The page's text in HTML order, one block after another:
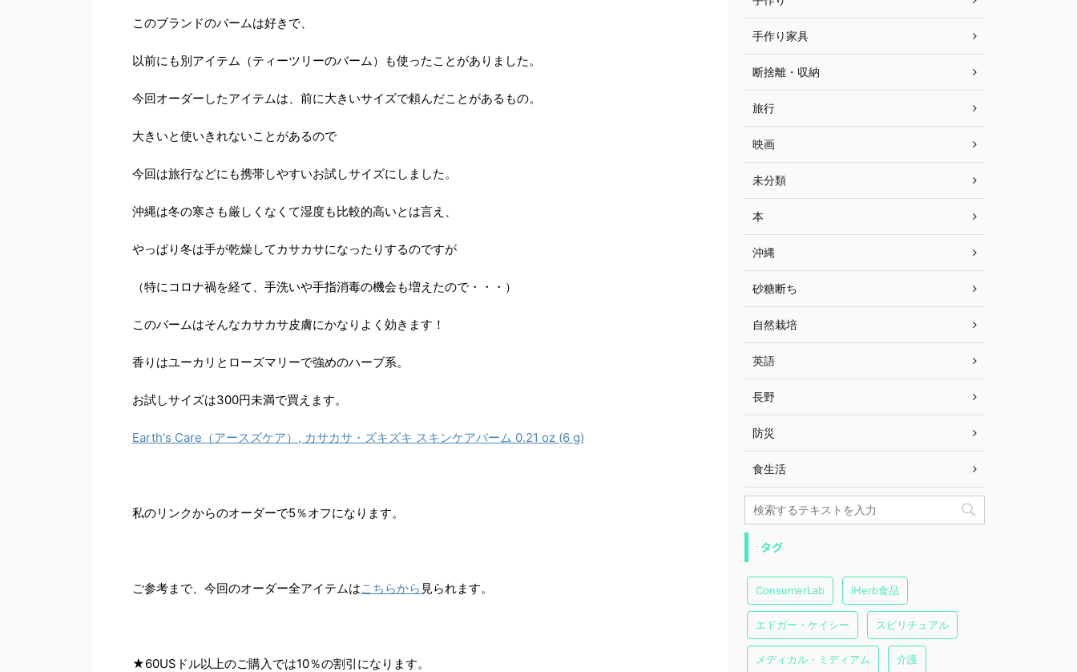
このブランドのバームは好きで、
以前にも別アイテム（ティーツリーのバーム）も使ったことがありました。
今回オーダーしたアイテムは、前に大きいサイズで頼んだことがあるもの。
大きいと使いきれないことがあるので
今回は旅行などにも携帯しやすいお試しサイズにしました。
沖縄は冬の寒さも厳しくなくて湿度も比較的高いとは言え、
やっぱり冬は手が乾燥してカサカサになったりするのですが
（特にコロナ禍を経て、手洗いや手指消毒の機会も増えたので・・・）
このバームはそんなカサカサ皮膚にかなりよく効きます！
香りはユーカリとローズマリーで強めのハーブ系。
お試しサイズは300円未満で買えます。
Earth's Care（アースズケア）, カサカサ・ズキズキ スキンケアバーム 0.21 oz (6 g)
私のリンクからのオーダーで5％オフになります。
ご参考まで、今回のオーダー全アイテムはこちらから 見られます。
★60USドル以上のご購入では10％の割引になります。
手作り家具
断捨離・収納
旅行
映画
未分類
本
沖縄
砂糖断ち
自然栽培
英語
長野
防災
食生活
タグ
ConsumerLab iHerb食品
エドガー・ケイシー スピリチュアル
メディカル・ミディアム 介護